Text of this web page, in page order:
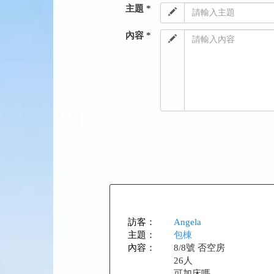
主題 *
內容 *
訪客：
Angela
主題：
包棟
內容：
8/8號 否空房
26人